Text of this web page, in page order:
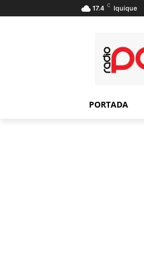
17.4 C Iquique
PORTADA